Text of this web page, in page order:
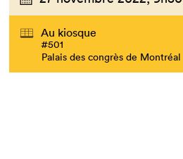
Au kiosque
#501
Palais des congrès de Montréal